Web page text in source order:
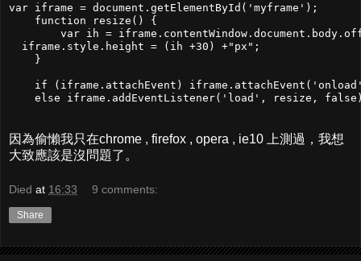
var iframe = document.getElementById('myframe');
    function resize() {
var ih =
  iframe.style.height = (ih +30) +"px";
    }
if (iframe.attachEvent)
因為偷懶我只在chrome , firefox , opera , ie10 上測過，我想
大致應該是沒問題了。
Died at 16:33 9 comments:
Share